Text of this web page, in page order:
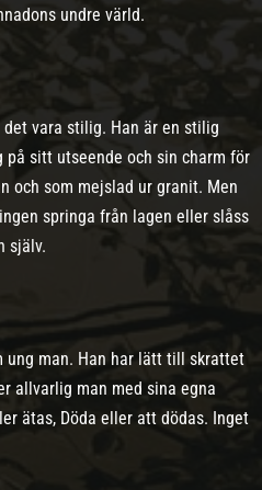
undre värld.
vara stilig. Han är en stilig
sitt utseende och sin charm för
och som mejslad ur granit. Men
springa från lagen eller slåss
själv.
ung man. Han har lätt till skrattet
allvarlig man med sina egna
ätas, Döda eller att dödas. Inget